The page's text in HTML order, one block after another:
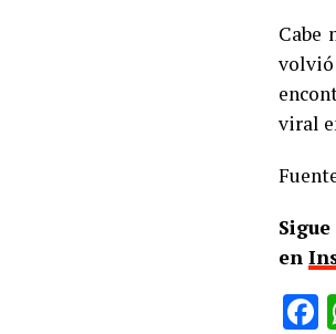
Cabe
viral
en